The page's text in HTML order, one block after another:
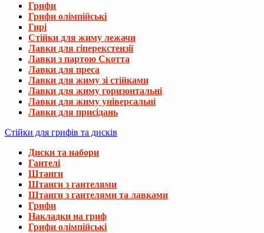
Грифи
Грифи олімпійські
Гирі
Стійки для жиму лежачи
Лавки для гіперекстензії
Лавки з партою Скотта
Лавки для преса
Лавки для жиму зі стійками
Лавки для жиму горизонтальні
Лавки для жиму універсальні
Лавки для присідань
Стійки для грифів та дисків
Диски та набори
Гантелі
Штанги
Штанги з гантелями
Штанги з гантелями та лавками
Грифи
Накладки на гриф
Грифи олімпійські